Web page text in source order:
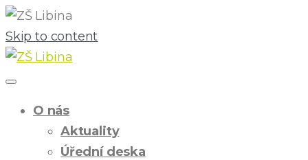
Skip to content
O nás
Aktuality
Úřední deska